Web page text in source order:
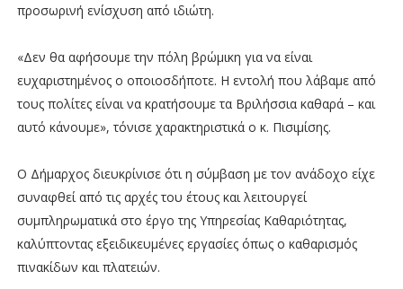
προσωρινή ενίσχυση από ιδιώτη.
«Δεν θα αφήσουμε την πόλη βρώμικη για να είναι
ευχαριστημένος ο οποιοσδήποτε. Η εντολή που λάβαμε από
τους πολίτες είναι να κρατήσουμε τα Βριλήσσια καθαρά – και
αυτό κάνουμε», τόνισε χαρακτηριστικά ο κ. Πισιμίσης.
Ο Δήμαρχος διευκρίνισε ότι η σύμβαση με τον ανάδοχο είχε
συναφθεί από τις αρχές του έτους και λειτουργεί
συμπληρωματικά στο έργο της Υπηρεσίας Καθαριότητας,
καλύπτοντας εξειδικευμένες εργασίες όπως ο καθαρισμός
πινακίδων και πλατειών.